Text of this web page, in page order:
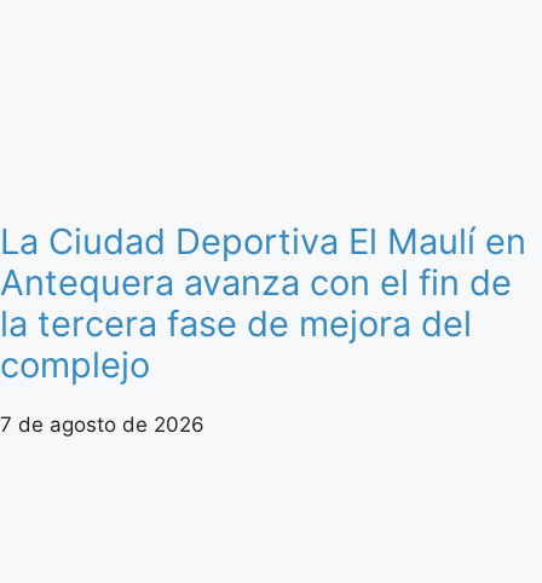
La Ciudad Deportiva El Maulí en
Antequera avanza con el fin de
la tercera fase de mejora del
complejo
7 de agosto de 2026